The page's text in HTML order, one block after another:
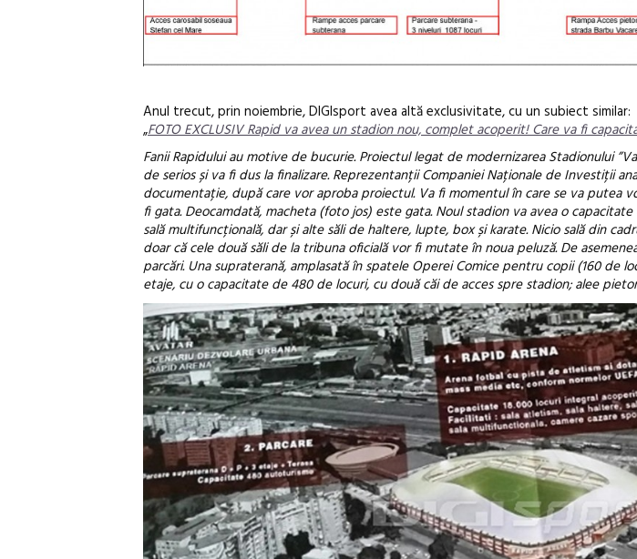
Anul trecut, prin noiembrie, DIGIsport avea altă exclusivitate, cu un subiect similar:
„FOTO EXCLUSIV Rapid va avea un stadion nou, complet acoperit! Care va fi
Fanii Rapidului au motive de bucurie. Proiectul legat de modernizarea Stadionului
de serios și va fi dus la finalizare. Reprezentanții Companiei Naționale de Investiții
documentație, după care vor aproba proiectul. Va fi momentul în care se va putea
fi gata. Deocamdată, macheta (foto jos) este gata. Noul stadion va avea o
sală multifuncțională, dar și alte săli de haltere, lupte, box și karate. Nicio sală din
doar că cele două săli de la tribuna oficială vor fi mutate în noua peluză. De
parcări. Una supraterană, amplasată în spatele Operei Comice pentru copii (160 de
etaje, cu o capacitate de 480 de locuri, cu două căi de acces spre stadion; alee